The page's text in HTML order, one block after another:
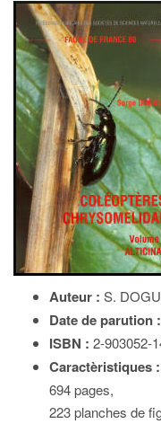
Auteur : S.
Date de parution :
ISBN : 2-903052-
Caractèristiques :
694 pages,
223 planches de